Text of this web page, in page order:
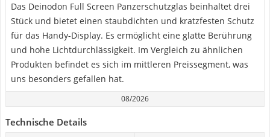
Das Deinodon Full Screen Panzerschutzglas beinhaltet drei
Stück und bietet einen staubdichten und kratzfesten Schutz
für das Handy-Display. Es ermöglicht eine glatte Berührung
und hohe Lichtdurchlässigkeit. Im Vergleich zu ähnlichen
Produkten befindet es sich im mittleren Preissegment, was
uns besonders gefallen hat.
08/2026
Technische Details